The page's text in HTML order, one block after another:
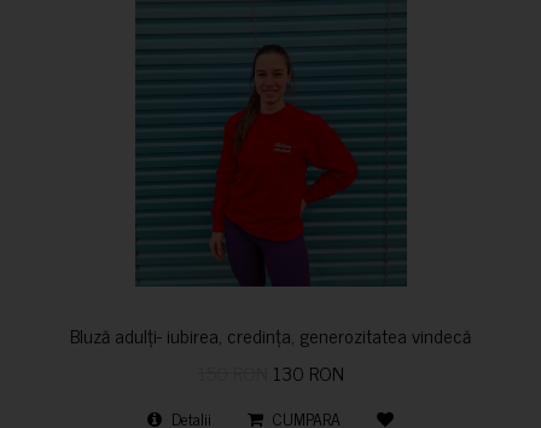
Bluză adulți- iubirea, credința, generozitatea vindecă
130 RON
Detalii CUMPARA